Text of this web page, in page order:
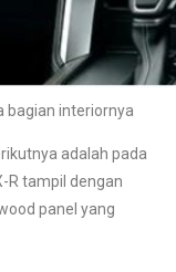
bagian interiornya
adalah pada
R tampil dengan
panel yang